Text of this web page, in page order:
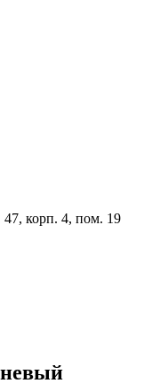
корп. 4, пом. 19